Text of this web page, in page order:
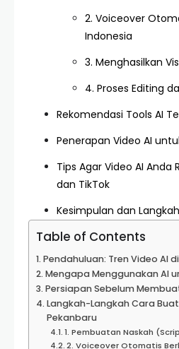
2. Voiceover
Indonesia
3. Menghasilkan
4. Proses Editing
Rekomendasi Tools AI
Penerapan Video AI
Tips Agar Video AI Anda
dan TikTok
Kesimpulan dan
Table of Contents
Pendahuluan: Tren Video AI
Mengapa Menggunakan AI
Persiapan Sebelum
Langkah-Langkah Cara
Pekanbaru
1. Pembuatan Naskah
2. Voiceover Otomatis